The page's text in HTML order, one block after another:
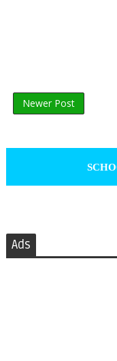
Newer Post
Ads